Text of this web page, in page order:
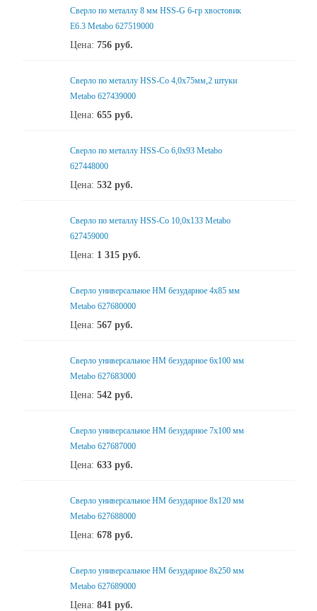
Сверло по металлу 8 мм HSS-G 6-гр хвостовик
Е6.3 Metabo 627519000
Цена: 756 руб.
Сверло по металлу HSS-Co 4,0x75мм,2 штуки
Metabo 627439000
Цена: 655 руб.
Сверло по металлу HSS-Co 6,0x93 Metabo
627448000
Цена: 532 руб.
Сверло по металлу HSS-Co 10,0x133 Metabo
627459000
Цена: 1 315 руб.
Сверло универсальное НМ безударное 4x85 мм
Metabo 627680000
Цена: 567 руб.
Сверло универсальное НМ безударное 6x100 мм
Metabo 627683000
Цена: 542 руб.
Сверло универсальное НМ безударное 7x100 мм
Metabo 627687000
Цена: 633 руб.
Сверло универсальное НМ безударное 8x120 мм
Metabo 627688000
Цена: 678 руб.
Сверло универсальное НМ безударное 8x250 мм
Metabo 627689000
Цена: 841 руб.